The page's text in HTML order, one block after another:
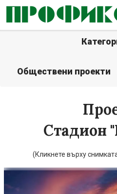
Обществени проекти
Стадион
(Кликнете върху